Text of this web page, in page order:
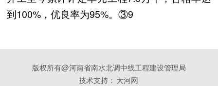
到100%，优良率为95%。③9
版权所有@河南省南水北调中线工程建设管理局
技术支持： 大河网